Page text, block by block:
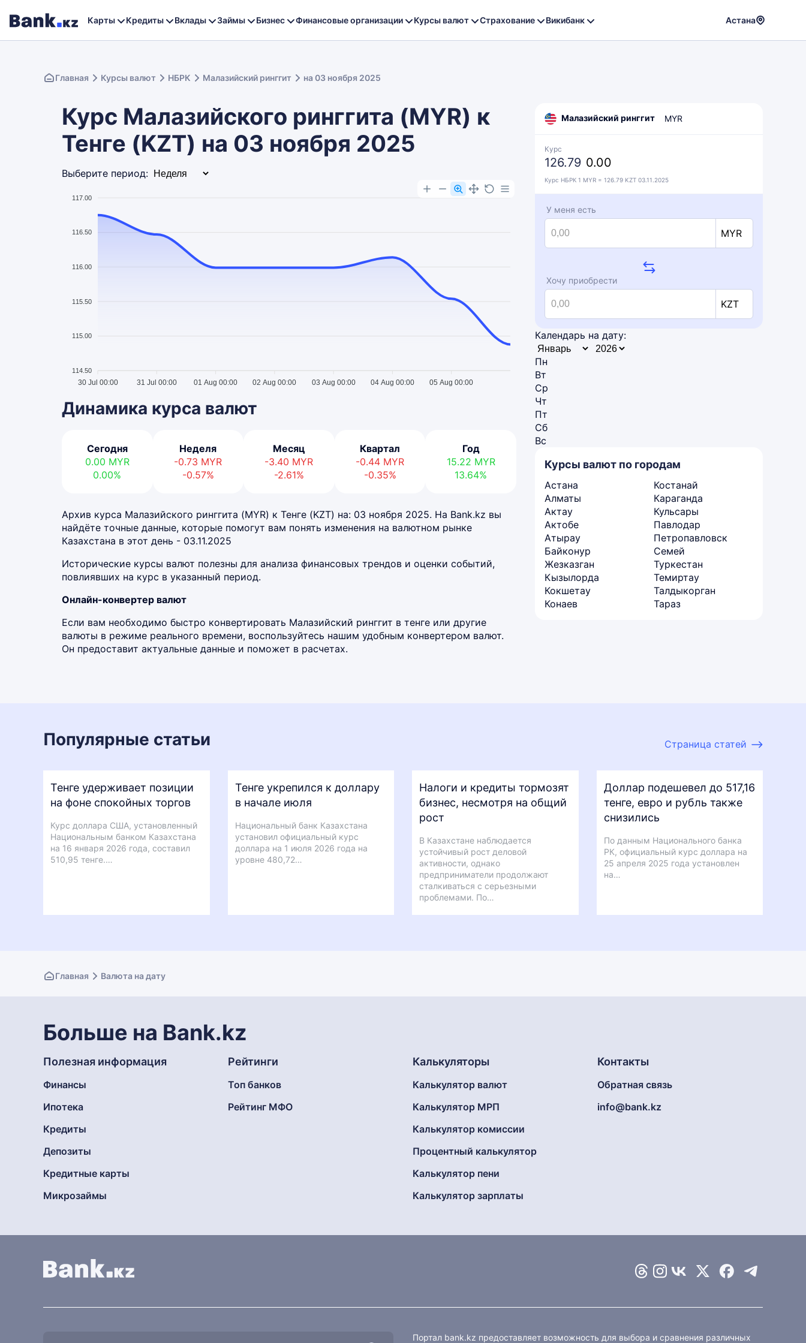
Карты Кредиты Вклады Займы Бизнес Финансовые организации Курсы валют Страхование Викибанк Астана
Главная Курсы валют НБРК Малазийский ринггит на 03 ноября 2025
Курс Малазийского ринггита (MYR) к
Тенге (KZT) на 03 ноября 2025
Выберите период:
117.00
116.50
116.00
115.50
115.00
114.50
30 Jul 00:00 31 Jul 00:00 01 Aug 00:00 02 Aug 00:00 03 Aug 00:00 04 Aug 00:00 05 Aug 00:00
Динамика курса валют
Сегодня
0.00 MYR
0.00%
Неделя
-0.73 MYR
-0.57%
Месяц
-3.40 MYR
-2.61%
Квартал
-0.44 MYR
-0.35%
Год
15.22 MYR
13.64%
Архив курса Малазийского ринггита (MYR) к Тенге (KZT) на: 03 ноября 2025. На Bank.kz вы
найдёте точные данные, которые помогут вам понять изменения на валютном рынке
Казахстана в этот день - 03.11.2025
Исторические курсы валют полезны для анализа финансовых трендов и оценки событий,
повлиявших на курс в указанный период.
Онлайн-конвертер валют
Если вам необходимо быстро конвертировать Малазийский ринггит в тенге или другие
валюты в режиме реального времени, воспользуйтесь нашим удобным конвертером валют.
Он предоставит актуальные данные и поможет в расчетах.
Малазийский ринггит MYR
Курс
126.79 0.00
Курс НБРК 1 MYR = 126.79 KZT 03.11.2025
У меня есть
MYR
Хочу приобрести
KZT
Календарь на дату:
Пн
Вт
Ср
Чт
Пт
Сб
Вс
Курсы валют по городам
Астана
Алматы
Актау
Актобе
Атырау
Байконур
Жезказган
Кызылорда
Кокшетау
Конаев
Костанай
Караганда
Кульсары
Павлодар
Петропавловск
Семей
Туркестан
Темиртау
Талдыкорган
Тараз
Популярные статьи Страница статей
Тенге удерживает позиции
на фоне спокойных торгов
Курс доллара США, установленный
Национальным банком Казахстана
на 16 января 2026 года, составил
510,95 тенге.…
Тенге укрепился к доллару
в начале июля
Национальный банк Казахстана
установил официальный курс
доллара на 1 июля 2026 года на
уровне 480,72…
Налоги и кредиты тормозят
бизнес, несмотря на общий
рост
В Казахстане наблюдается
устойчивый рост деловой
активности, однако
предприниматели продолжают
сталкиваться с серьезными
проблемами. По…
Доллар подешевел до 517,16
тенге, евро и рубль также
снизились
По данным Национального банка
РК, официальный курс доллара на
25 апреля 2025 года установлен
на…
Главная Валюта на дату
Больше на Bank.kz
Полезная информация
Финансы
Ипотека
Кредиты
Депозиты
Кредитные карты
Микрозаймы
Рейтинги
Топ банков
Рейтинг МФО
Калькуляторы
Калькулятор валют
Калькулятор МРП
Калькулятор комиссии
Процентный калькулятор
Калькулятор пени
Калькулятор зарплаты
Контакты
Обратная связь
info@bank.kz
Портал bank.kz предоставляет возможность для выбора и сравнения различных